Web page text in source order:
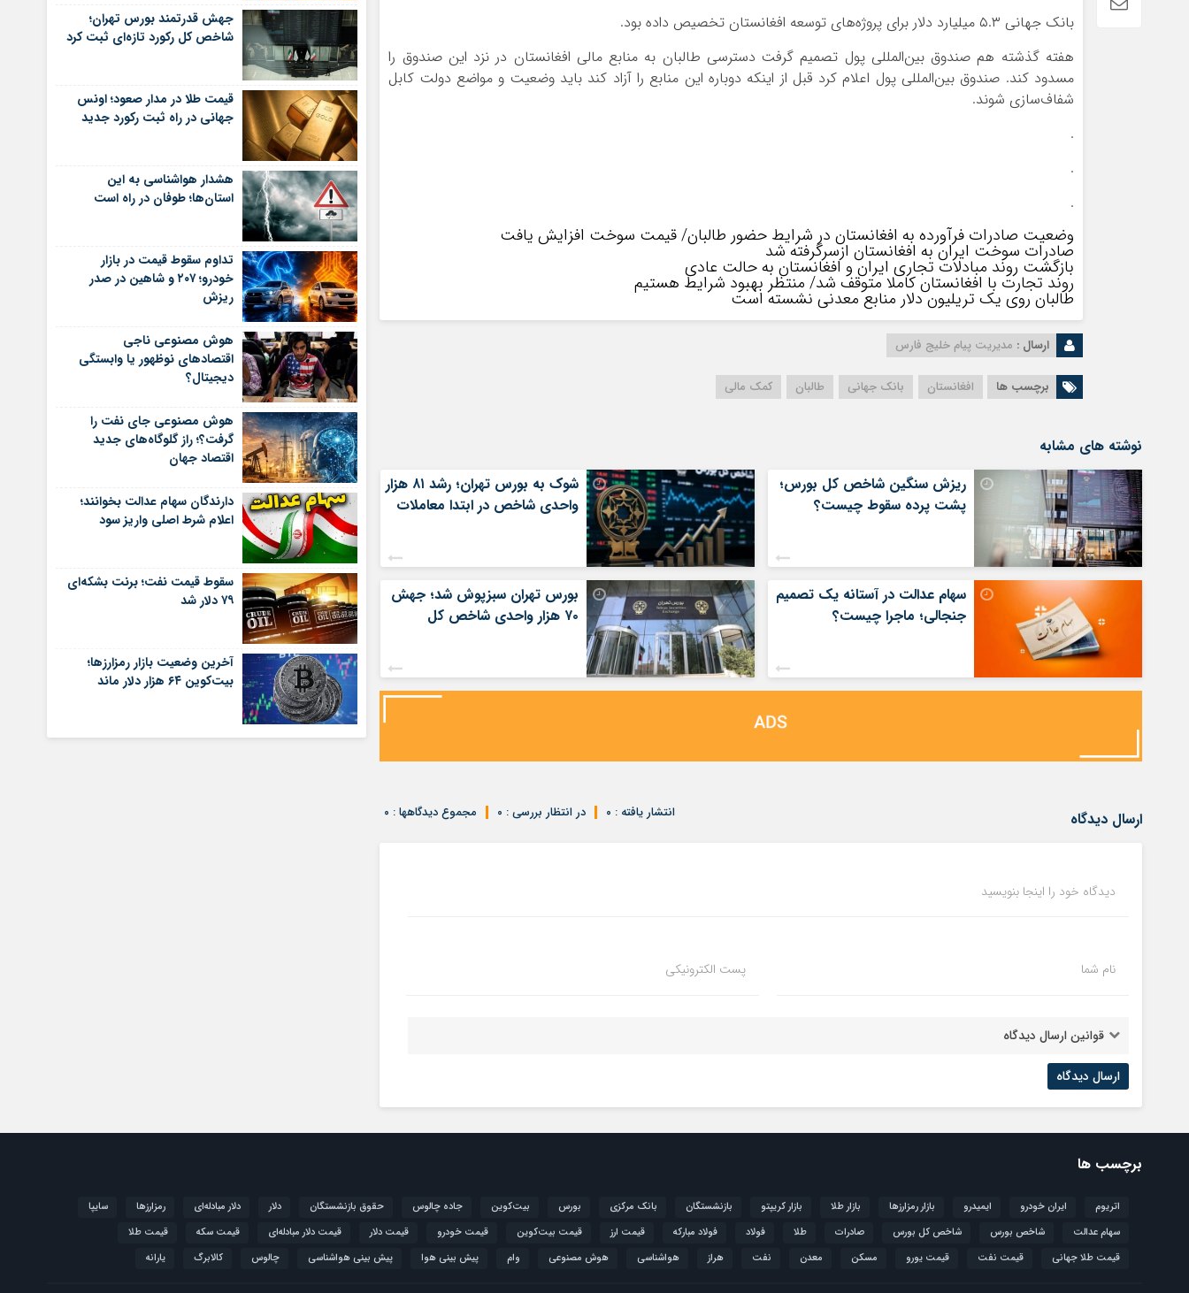
بانک جهانی ۵.۳ میلیارد دلار برای پروژه‌های توسعه افغانستان تخصیص داده بود.
هفته گذشته هم صندوق بین‌المللی پول تصمیم گرفت دسترسی طالبان به منابع مالی افغانستان در نزد این صندوق را
مسدود کند. صندوق بین‌المللی پول اعلام کرد قبل از اینکه دوباره این منابع را آزاد کند باید وضعیت و مواضع دولت کابل
شفاف‌سازی شوند.
.
.
.
وضعیت صادرات فرآورده به افغانستان در شرایط حضور طالبان/ قیمت سوخت افزایش یافت
صادرات سوخت ایران به افغانستان ازسرگرفته شد
بازگشت روند مبادلات تجاری ایران و افغانستان به حالت عادی
روند تجارت با افغانستان کاملا متوقف شد/ منتظر بهبود شرایط هستیم
طالبان روی یک تریلیون دلار منابع معدنی نشسته است
ارسال : مدیریت پیام خلیج فارس
برچسب ها افغانستان بانک جهانی طالبان کمک مالی
نوشته های مشابه
ریزش سنگین شاخص کل بورس؛
پشت پرده سقوط چیست؟
شوک به بورس تهران؛ رشد ۸۱ هزار
واحدی شاخص در ابتدا معاملات
سهام عدالت در آستانه یک تصمیم
جنجالی؛ ماجرا چیست؟
بورس تهران سبزپوش شد؛ جهش
۷۰ هزار واحدی شاخص کل
ارسال دیدگاه مجموع دیدگاهها : ۰ در انتظار بررسی : ۰ انتشار یافته : ۰
دیدگاه خود را اینجا بنویسید
نام شما پست الکترونیکی
قوانین ارسال دیدگاه
جهش قدرتمند بورس تهران؛
شاخص کل رکورد تازه‌ای ثبت کرد
قیمت طلا در مدار صعود؛ اونس
جهانی در راه ثبت رکورد جدید
هشدار هواشناسی به این
استان‌ها؛ طوفان در راه است
تداوم سقوط قیمت در بازار
خودرو؛ ۲۰۷ و شاهین در صدر
ریزش
هوش مصنوعی ناجی
اقتصادهای نوظهور یا وابستگی
دیجیتال؟
هوش مصنوعی جای نفت را
گرفت؟؛ راز گلوگاه‌های جدید
اقتصاد جهان
دارندگان سهام عدالت بخوانند؛
اعلام شرط اصلی واریز سود
سقوط قیمت نفت؛ برنت بشکه‌ای
۷۹ دلار شد
آخرین وضعیت بازار رمزارزها؛
بیت‌کوین ۶۴ هزار دلار ماند
برچسب ها
اتریوم ایران خودرو ایمیدرو بازار رمزارزها بازار طلا بازار کریپتو بازنشستگان بانک مرکزی بورس بیت‌کوین جاده چالوس حقوق بازنشستگان دلار دلار مبادله‌ای رمزارزها
سایپا
سهام عدالت
شاخص بورس شاخص کل بورس صادرات طلا فولاد فولاد مبارکه قیمت ارز قیمت بیت‌کوین قیمت خودرو قیمت دلار قیمت دلار مبادله‌ای قیمت سکه
قیمت طلا
قیمت طلا جهانی
قیمت نفت قیمت یورو مسکن معدن نفت هراز هواشناسی هوش مصنوعی وام پیش بینی هوا پیش بینی هواشناسی چالوس کالابرگ یارانه